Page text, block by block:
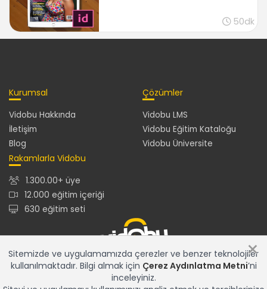
50dk
Kurumsal
Vidobu Hakkında
İletişim
Blog
Çözümler
Vidobu LMS
Vidobu Eğitim Kataloğu
Vidobu Üniversite
Rakamlarla Vidobu
1.300.00+ üye
12.000 eğitim içeriği
630 eğitim seti
12.000+ eğitim içeriğiyle en güncel ve en zengin eğitim
kataloğu ve gelişmiş özelliklere sahip Vidobu LMS ile tüm
×
Sitemizde ve uygulamamızda çerezler ve benzer teknolojiler
kullanılmaktadır. Bilgi almak için Çerez Aydınlatma Metni’ni
inceleyiniz.